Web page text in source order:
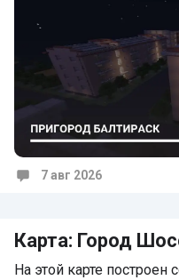
7 авг 2026
Карта: Город
На этой карте построен